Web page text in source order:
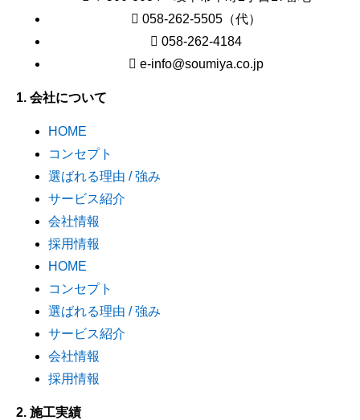
058-262-5505（代）
058-262-4184
e-info@soumiya.co.jp
1. 会社について
HOME
コンセプト
選ばれる理由 / 強み
サービス紹介
会社情報
採用情報
HOME
コンセプト
選ばれる理由 / 強み
サービス紹介
会社情報
採用情報
2. 施工実績